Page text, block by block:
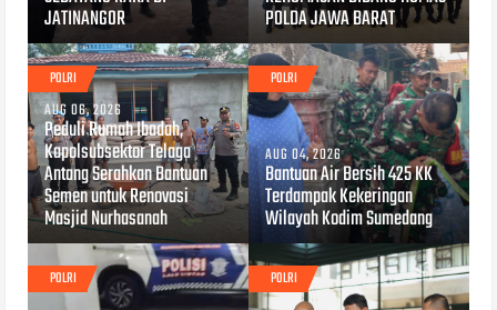
JATINANGOR POLDA JAWA BARAT
POLRI
AUG 06, 2026
Peduli Rumah Ibadah,
Kapolsubsektor Telaga
Antang Serahkan Bantuan
Semen untuk Renovasi
Masjid Nurhasanah
POLRI
AUG 04, 2026
Bantuan Air Bersih 425 KK
Terdampak Kekeringan
Wilayah Kodim Sumedang
POLRI POLRI